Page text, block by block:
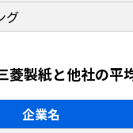
グ
菱製紙と他社の平
企業名